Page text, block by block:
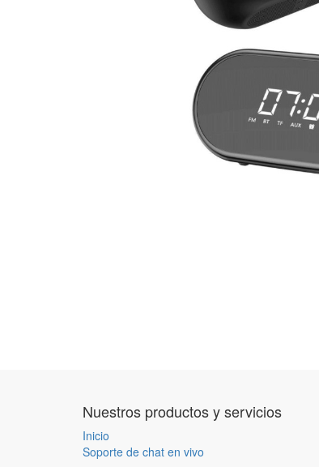
Nuestros productos y servicios
Inicio
Soporte de chat en vivo